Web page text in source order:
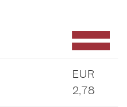
EUR
2,78